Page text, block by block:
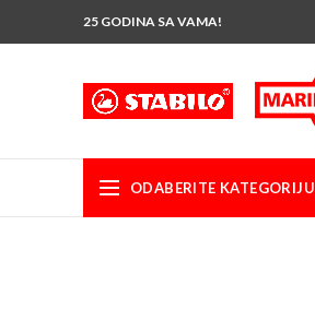
25 GODINA SA VAMA!
ODABERITE KATEGORIJU